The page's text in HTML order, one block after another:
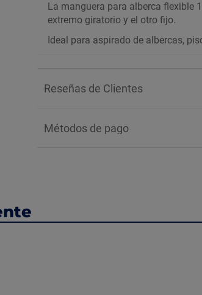
La manguera para alberca flexible
extremo giratorio y el otro fijo.
Ideal para aspirado de albercas,
Reseñas de Clientes
Métodos de pago